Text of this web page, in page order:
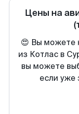
Цены на
😍 Вы можете
из Котлас в
вы можете
если уже